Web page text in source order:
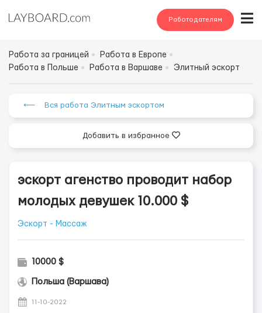
Работодателям
Работа за границей
Работа в Европе
Работа в Польше
Работа в Варшаве Элитный эскорт
⟵ Вся работа Элитным эскортом
Добавить в избранное
эскорт агенство проводит набор
молодых девушек 10.000 $
Эскорт - Массаж
10000 $
Польша (Варшава)
11-10-2022